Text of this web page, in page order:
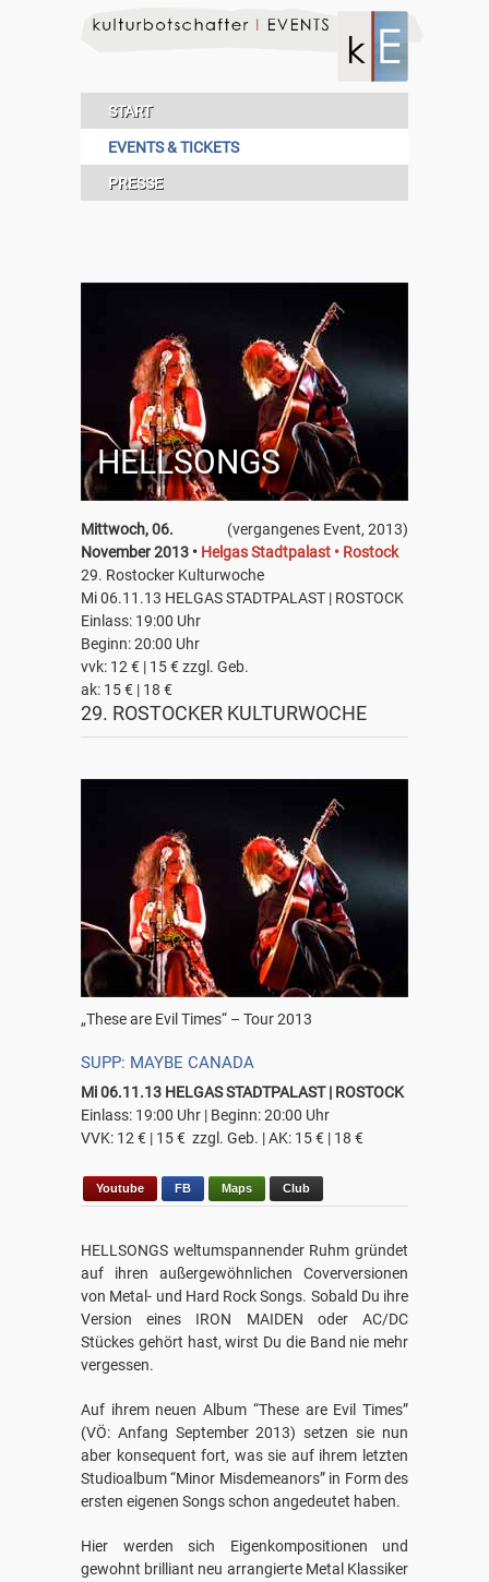
START
EVENTS & TICKETS
PRESSE
HELLSONGS
(vergangenes Event, 2013)
Mittwoch, 06.
November 2013 • Helgas Stadtpalast • Rostock
29. Rostocker Kulturwoche
Mi 06.11.13 HELGAS STADTPALAST | ROSTOCK
Einlass: 19:00 Uhr
Beginn: 20:00 Uhr
vvk: 12 € | 15 € zzgl. Geb.
ak: 15 € | 18 €
29. ROSTOCKER KULTURWOCHE
„These are Evil Times“ – Tour 2013
SUPP: MAYBE CANADA
Mi 06.11.13 HELGAS STADTPALAST | ROSTOCK
Einlass: 19:00 Uhr | Beginn: 20:00 Uhr
VVK: 12 € | 15 € zzgl. Geb. | AK: 15 € | 18 €
Youtube FB Maps Club
HELLSONGS weltumspannender Ruhm gründet
auf ihren außergewöhnlichen Coverversionen
von Metal- und Hard Rock Songs. Sobald Du ihre
Version eines IRON MAIDEN oder AC/DC
Stückes gehört hast, wirst Du die Band nie mehr
vergessen.
Auf ihrem neuen Album “These are Evil Times”
(VÖ: Anfang September 2013) setzen sie nun
aber konsequent fort, was sie auf ihrem letzten
Studioalbum “Minor Misdemeanors” in Form des
ersten eigenen Songs schon angedeutet haben.
Hier werden sich Eigenkompositionen und
gewohnt brilliant neu arrangierte Metal Klassiker